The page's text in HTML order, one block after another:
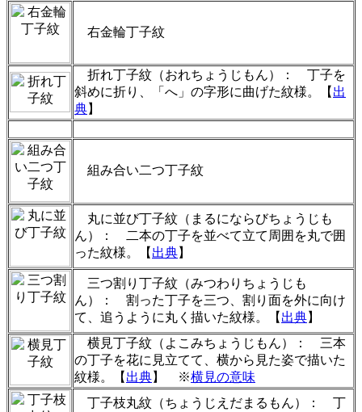
右金輪丁子紋
折れ丁子紋（おれちょうじもん）： 丁子を
斜めに折り、「へ」の字形に曲げた紋様。【 出
典】
組み合い二つ丁子紋
丸に並び丁子紋（まるにならびちょうじも
ん）： 二本の丁子を並べて立て周囲を丸で囲
った紋様。【 出典】
三つ割り丁子紋（みつわりちょうじも
ん）： 割った丁子を三つ、割り面を外に向け
て、追うように丸く描いた紋様。【 出典】
横見丁子紋（よこみちょうじもん）： 三本
の丁子を花に見立てて、横から見た姿で描いた
紋様。【 出典】 ※横見の意味
丁子枝丸紋（ちょうじえだまるもん）： 丁